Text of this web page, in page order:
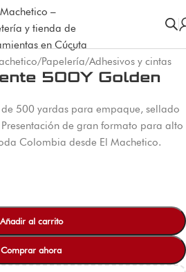
/Papelería/Adhesivos y cintas
500Y Golden
500 yardas para empaque, sellado
de gran formato para alto
Colombia desde El Machetico.
Añadir al carrito
Comprar ahora